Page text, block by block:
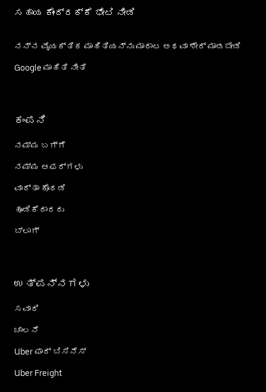
ಸಹಾಯ ಕೇಂದ್ರಕ್ಕೆ ಭೇಟಿ ನೀಡಿ
ನನ್ನ ವೈಯಕ್ತಿಕ ಮಾಹಿತಿಯನ್ನು ಮಾರಾಟ ಅಥವಾ ಶೇರ್‌ ಮಾಡಬೇಡಿ
Google ಮಾಹಿತಿ ನೀತಿ
ಕಂಪನಿ
ನಮ್ಮ ಬಗ್ಗೆ
ನಮ್ಮ ಆಫರ್‌ಗಳು
ವಾರ್ತಾ ಕೊಠಡಿ
ಹೂಡಿಕೆದಾರರು
ಬ್ಲಾಗ್
ಉತ್ಪನ್ನಗಳು
ಸವಾರಿ
ಚಾಲನೆ
Uber ಫಾರ್ ಬಿಸಿನೆಸ್
Uber Freight